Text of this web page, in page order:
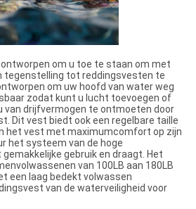
om u toe te staan om met
tegenstelling tot reddingsvesten te
om uw hoofd van water weg
zodat kunt u lucht toevoegen of
van drijfvermogen te ontmoeten door
Dit vest biedt ook een regelbare taille
het vest met maximumcomfort op zijn
het systeem van de hoge
gebruik en draagt. Het
van 100LB aan 180LB
een laag bedekt volwassen
van de waterveiligheid voor